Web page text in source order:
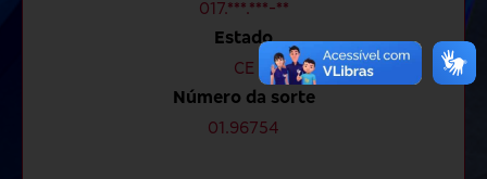
017.***.***-**
Estado
CE
Número da sorte
01.96754